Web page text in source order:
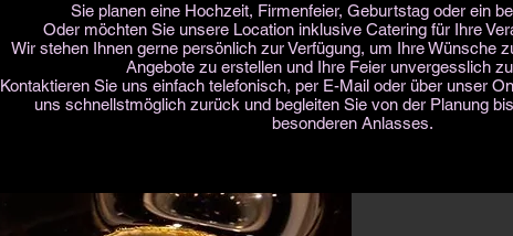
Sie planen eine Hochzeit, Firmenfeier, Geburtstag oder ein
Oder möchten Sie unsere Location inklusive Catering für Ihre
Wir stehen Ihnen gerne persönlich zur Verfügung, um Ihre Wünsche
Angebote zu erstellen und Ihre Feier unvergesslich
Kontaktieren Sie uns einfach telefonisch, per E-Mail oder über unser
uns schnellstmöglich zurück und begleiten Sie von der Planung
besonderen Anlasses.